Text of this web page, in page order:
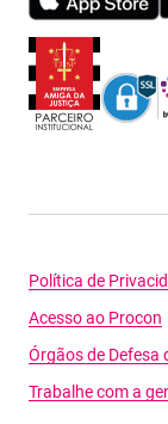
Política de
Acesso ao Procon
Órgãos de Defesa
Trabalhe com a